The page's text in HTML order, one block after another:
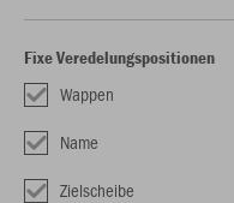
Fixe Veredelungspositionen
Wappen
Name
Zielscheibe